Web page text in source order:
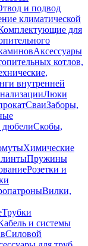
и подвод
климатической
для
Аксессуары
котлов,
внутренней
Люки
СваиЗаборы,
Скобы,
Химические
Пружины
Розетки и
Вилки,
Трубки
и системы
Силовой